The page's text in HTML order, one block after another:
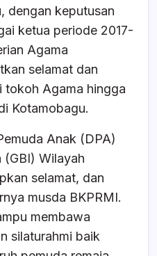
dengan keputusan
ketua periode 2017-
Agama
selamat dan
tokoh Agama hingga
Kotamobagu.
Anak (DPA)
(GBI) Wilayah
selamat, dan
musda BKPRMI.
membawa
silaturahmi baik